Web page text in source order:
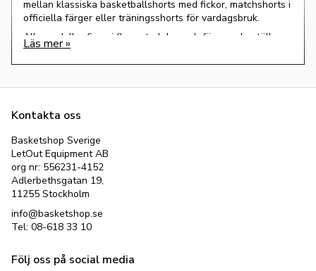
mellan klassiska basketballshorts med fickor, matchshorts i
officiella färger eller träningsshorts för vardagsbruk.
Alla modeller finns i flera storlekar och färger – beställ
enkelt online med snabb leverans.
Kontakta oss
Basketshop Sverige
LetOut Equipment AB
org nr: 556231-4152
Adlerbethsgatan 19,
11255 Stockholm
info@basketshop.se
Tel: 08-618 33 10
Följ oss på social media